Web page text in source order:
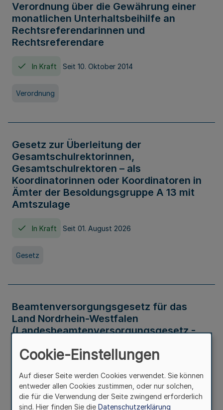
Verordnung über die Gewährung einer
monatlichen Unterhaltsbeihilfe an
Rechtsreferendarinnen und
Rechtsreferendare
In Kraft Seit 10. Oktober 2014
Verordnung
Gesetz zur Überleitung der
Gesamtschulrektorinnen,
Gesamtschulrektoren – als
Koordinatorinnen oder Koordinatoren in
Ämter der Besoldungsgruppe A 13 mit
Amtszulage
In Kraft Seit 01. August 2026
Gesetz
Beamtenversorgungsgesetz für das
Land Nordrhein-Westfalen
(Landesbeamtenversorgungsgesetz -
Gesetz
Cookie-Einstellungen
Auf dieser Seite werden Cookies verwendet. Sie können
entweder allen Cookies zustimmen, oder nur solchen,
die für die Verwendung der Seite zwingend erforderlich
sind. Hier finden Sie die Datenschutzerklärung